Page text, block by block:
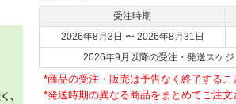
受注時期
2026年8月3日 〜 2026年8月31日
2026年9月以降の受注・発送スケジ
*商品の受注・販売は予告なく終了するこ
*発送時期の異なる商品をまとめてご注